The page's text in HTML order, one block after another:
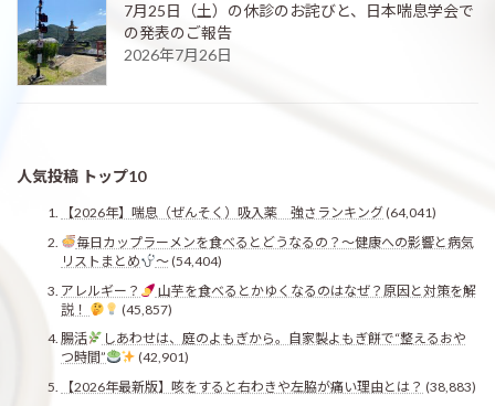
7月25日（土）の休診のお詫びと、日本喘息学会で
の発表のご報告
2026年7月26日
人気投稿 トップ10
【2026年】喘息（ぜんそく）吸入薬 強さランキング(64,041)
毎日カップラーメンを食べるとどうなるの？〜健康への影響と病気
リストまとめ
〜(54,404)
アレルギー？
山芋を食べるとかゆくなるのはなぜ？原因と対策を解
説！
(45,857)
腸活
しあわせは、庭のよもぎから。自家製よもぎ餅で“整えるおや
つ時間”
(42,901)
【2026年最新版】咳をすると右わきや左脇が痛い理由とは？ (38,883)